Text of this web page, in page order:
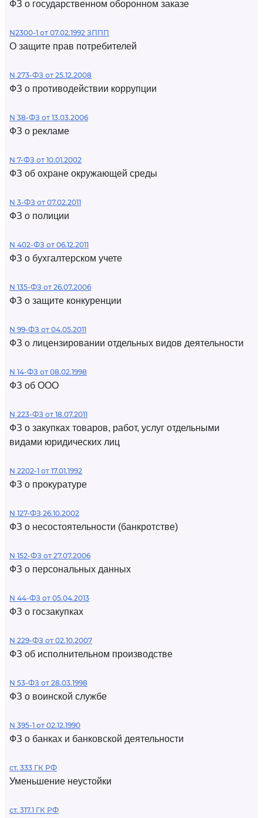
ФЗ о государственном оборонном заказе
N2300-1 от 07.02.1992 ЗППП
О защите прав потребителей
N 273-ФЗ от 25.12.2008
ФЗ о противодействии коррупции
N 38-ФЗ от 13.03.2006
ФЗ о рекламе
N 7-ФЗ от 10.01.2002
ФЗ об охране окружающей среды
N 3-ФЗ от 07.02.2011
ФЗ о полиции
N 402-ФЗ от 06.12.2011
ФЗ о бухгалтерском учете
N 135-ФЗ от 26.07.2006
ФЗ о защите конкуренции
N 99-ФЗ от 04.05.2011
ФЗ о лицензировании отдельных видов деятельности
N 14-ФЗ от 08.02.1998
ФЗ об ООО
N 223-ФЗ от 18.07.2011
ФЗ о закупках товаров, работ, услуг отдельными
видами юридических лиц
N 2202-1 от 17.01.1992
ФЗ о прокуратуре
N 127-ФЗ 26.10.2002
ФЗ о несостоятельности (банкротстве)
N 152-ФЗ от 27.07.2006
ФЗ о персональных данных
N 44-ФЗ от 05.04.2013
ФЗ о госзакупках
N 229-ФЗ от 02.10.2007
ФЗ об исполнительном производстве
N 53-ФЗ от 28.03.1998
ФЗ о воинской службе
N 395-1 от 02.12.1990
ФЗ о банках и банковской деятельности
ст. 333 ГК РФ
Уменьшение неустойки
ст. 317.1 ГК РФ